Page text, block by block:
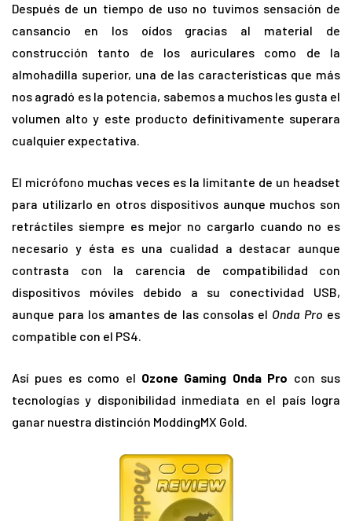
Después de un tiempo de uso no tuvimos sensación de
cansancio en los oídos gracias al material de
construcción tanto de los auriculares como de la
almohadilla superior, una de las características que más
nos agradó es la potencia, sabemos a muchos les gusta el
volumen alto y este producto definitivamente superara
cualquier expectativa.
El micrófono muchas veces es la limitante de un headset
para utilizarlo en otros dispositivos aunque muchos son
retráctiles siempre es mejor no cargarlo cuando no es
necesario y ésta es una cualidad a destacar aunque
contrasta con la carencia de compatibilidad con
dispositivos móviles debido a su conectividad USB,
aunque para los amantes de las consolas el Onda Pro es
compatible con el PS4.
Así pues es como el Ozone Gaming Onda Pro con sus
tecnologías y disponibilidad inmediata en el país logra
ganar nuestra distinción ModdingMX Gold.